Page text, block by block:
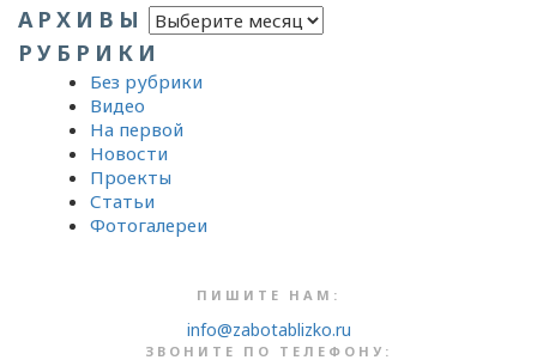
АРХИВЫ Архивы
РУБРИКИ
Без рубрики
Видео
На первой
Новости
Проекты
Статьи
Фотогалереи
ПИШИТЕ НАМ:
info@zabotablizko.ru
ЗВОНИТЕ ПО ТЕЛЕФОНУ: